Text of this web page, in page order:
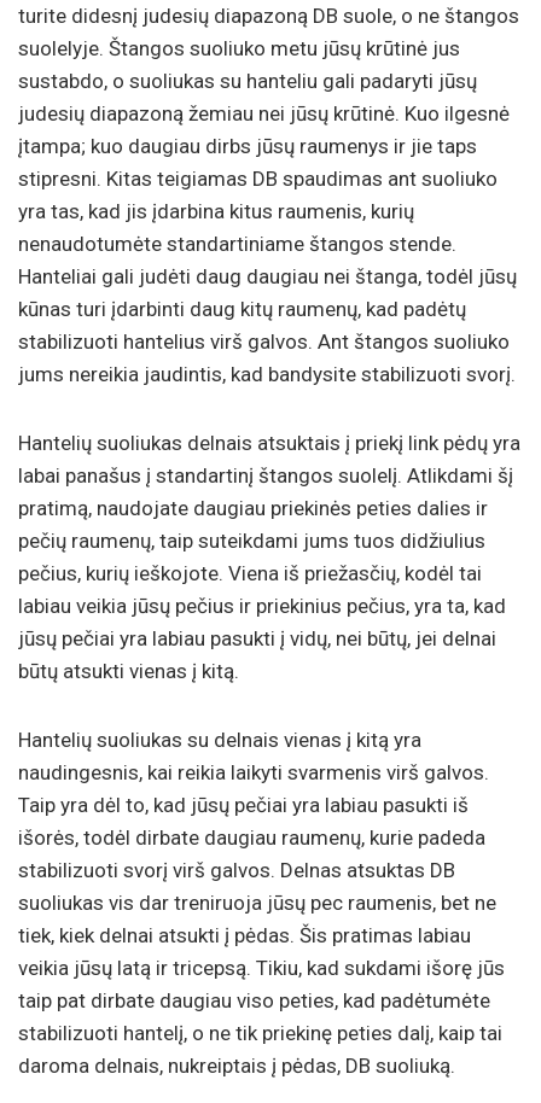
turite didesnį judesių diapazoną DB suole, o ne štangos
suolelyje. Štangos suoliuko metu jūsų krūtinė jus
sustabdo, o suoliukas su hanteliu gali padaryti jūsų
judesių diapazoną žemiau nei jūsų krūtinė. Kuo ilgesnė
įtampa; kuo daugiau dirbs jūsų raumenys ir jie taps
stipresni. Kitas teigiamas DB spaudimas ant suoliuko
yra tas, kad jis įdarbina kitus raumenis, kurių
nenaudotumėte standartiniame štangos stende.
Hanteliai gali judėti daug daugiau nei štanga, todėl jūsų
kūnas turi įdarbinti daug kitų raumenų, kad padėtų
stabilizuoti hantelius virš galvos. Ant štangos suoliuko
jums nereikia jaudintis, kad bandysite stabilizuoti svorį.
Hantelių suoliukas delnais atsuktais į priekį link pėdų yra
labai panašus į standartinį štangos suolelį. Atlikdami šį
pratimą, naudojate daugiau priekinės peties dalies ir
pečių raumenų, taip suteikdami jums tuos didžiulius
pečius, kurių ieškojote. Viena iš priežasčių, kodėl tai
labiau veikia jūsų pečius ir priekinius pečius, yra ta, kad
jūsų pečiai yra labiau pasukti į vidų, nei būtų, jei delnai
būtų atsukti vienas į kitą.
Hantelių suoliukas su delnais vienas į kitą yra
naudingesnis, kai reikia laikyti svarmenis virš galvos.
Taip yra dėl to, kad jūsų pečiai yra labiau pasukti iš
išorės, todėl dirbate daugiau raumenų, kurie padeda
stabilizuoti svorį virš galvos. Delnas atsuktas DB
suoliukas vis dar treniruoja jūsų pec raumenis, bet ne
tiek, kiek delnai atsukti į pėdas. Šis pratimas labiau
veikia jūsų latą ir tricepsą. Tikiu, kad sukdami išorę jūs
taip pat dirbate daugiau viso peties, kad padėtumėte
stabilizuoti hantelį, o ne tik priekinę peties dalį, kaip tai
daroma delnais, nukreiptais į pėdas, DB suoliuką.